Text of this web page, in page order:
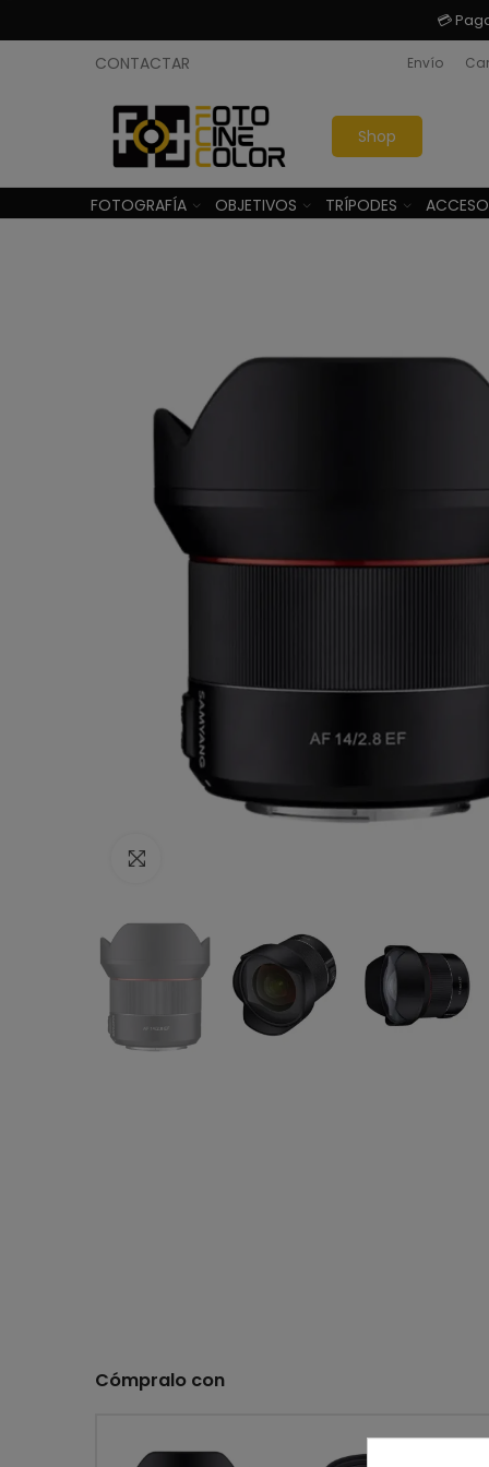
💳
CONTACTAR Envío
Shop
FOTOGRAFÍA OBJETIVOS TRÍPODES
Cómpralo con